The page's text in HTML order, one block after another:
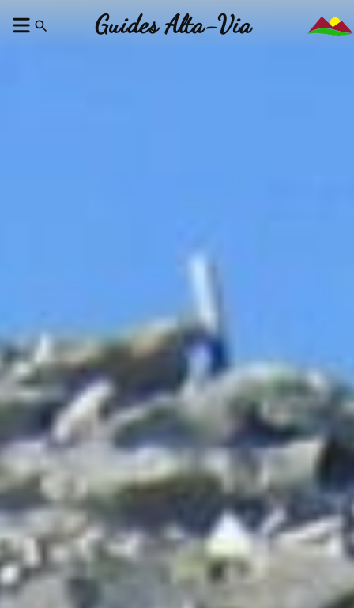
Guides Alta-Via